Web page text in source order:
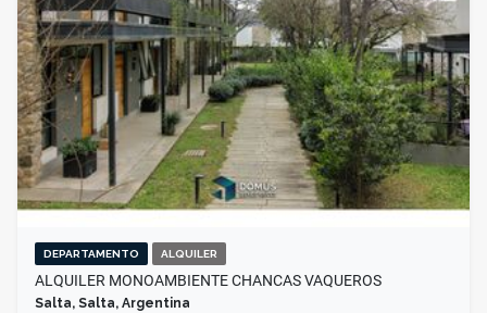
DEPARTAMENTO ALQUILER
ALQUILER MONOAMBIENTE CHANCAS VAQUEROS
Salta, Salta, Argentina